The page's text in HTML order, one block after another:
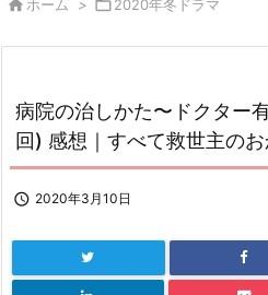
 ホーム > 2020年冬ドラマ
病院の治しかた〜ドクター
回) 感想｜すべて救世主のお
 2020年3月10日